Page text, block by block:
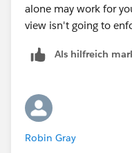
alone may work for
view isn't going to
Als hilfreich
Robin Gray